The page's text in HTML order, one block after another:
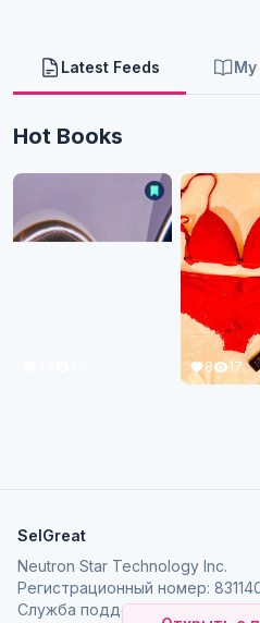
Latest Feeds My
Hot Books
8 17
SelGreat
Neutron Star Technology Inc.
Регистрационный номер:
Служба поддержки: